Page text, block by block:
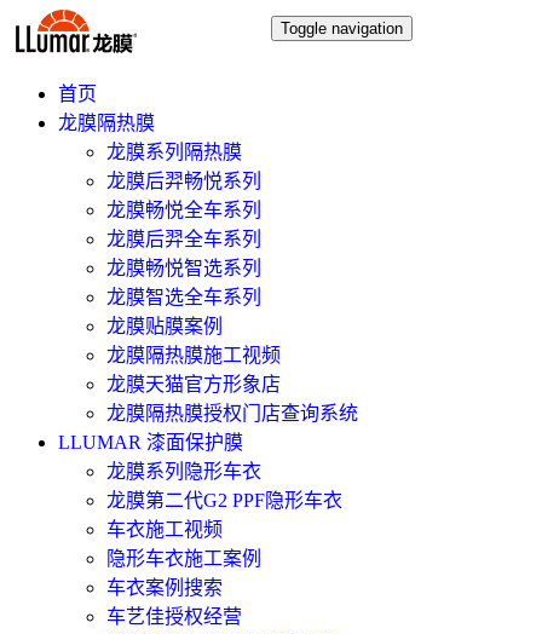
Toggle navigation
首页
龙膜隔热膜
龙膜系列隔热膜
龙膜后羿畅悦系列
龙膜畅悦全车系列
龙膜后羿全车系列
龙膜畅悦智选系列
龙膜智选全车系列
龙膜贴膜案例
龙膜隔热膜施工视频
龙膜天猫官方形象店
龙膜隔热膜授权门店查询系统
LLUMAR 漆面保护膜
龙膜系列隐形车衣
龙膜第二代G2 PPF隐形车衣
车衣施工视频
隐形车衣施工案例
车衣案例搜索
车艺佳授权经营